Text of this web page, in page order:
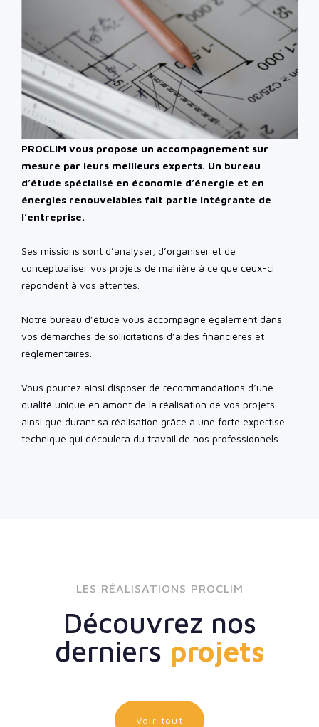
PROCLIM vous propose un accompagnement sur
mesure par leurs meilleurs experts. Un bureau
d’étude spécialisé en économie d’énergie et en
énergies renouvelables fait partie intégrante de
l’entreprise.
Ses missions sont d’analyser, d’organiser et de
conceptualiser vos projets de manière à ce que ceux-ci
répondent à vos attentes.
Notre bureau d’étude vous accompagne également dans
vos démarches de sollicitations d’aides financières et
règlementaires.
Vous pourrez ainsi disposer de recommandations d’une
qualité unique en amont de la réalisation de vos projets
ainsi que durant sa réalisation grâce à une forte expertise
technique qui découlera du travail de nos professionnels.
LES RÉALISATIONS PROCLIM
Découvrez nos
derniers projets
Voir tout